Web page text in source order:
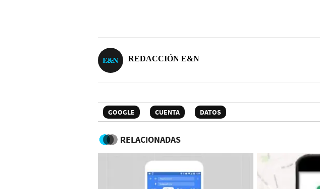
REDACCIÓN E&N
GOOGLE CUENTA DATOS
RELACIONADAS